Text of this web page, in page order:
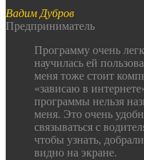
Вадим Дубров
Предприниматель
Программу очень
научилась ей
меня тоже стоит
«зависаю в
программы нельзя
меня. Это очень
связываться с
чтобы узнать,
видно на экране.